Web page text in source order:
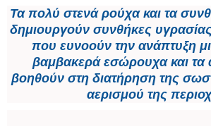
Τα πολύ στενά ρούχα και τα
δημιουργούν συνθήκες
που ευνοούν την ανάπτυξη
βαμβακερά εσώρουχα και τα
βοηθούν στη διατήρηση της
αερισμού της